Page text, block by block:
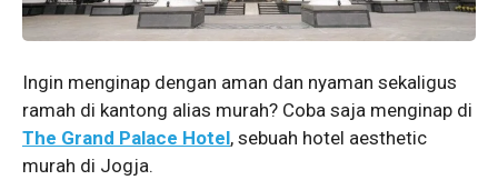
Ingin menginap dengan aman dan nyaman sekaligus
ramah di kantong alias murah? Coba saja menginap di
The Grand Palace Hotel, sebuah hotel aesthetic
murah di Jogja.